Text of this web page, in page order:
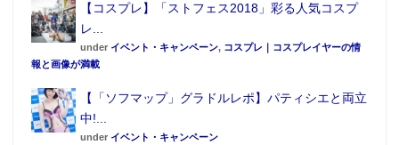
【コスプレ】「ストフェス2018」彩る人気コスプ
レ...
under イベント・キャンペーン, コスプレ｜コスプレイヤーの情
報と画像が満載
【「ソフマップ」グラドルレポ】パティシエと両立
中!...
under イベント・キャンペーン